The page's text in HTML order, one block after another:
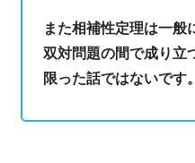
また相補性定理は一般
双対問題の間で成り立
限った話ではないです。